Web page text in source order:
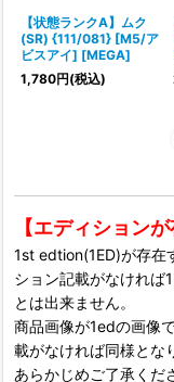
【状態ランクA】ムク
(SR) {111/081} [M5/ア
ビスアイ] [MEGA]
1,780円(税込)
【エディション
1st edtion(1ED)が存在
ション記載がなければ
とは出来ません。
商品画像が1edの画像
載がなければ同様とな
あらかじめご了承くだ